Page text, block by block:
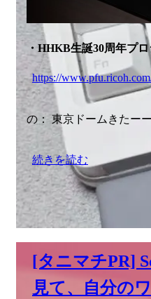
・HHKB生誕30周年プ
https://
の： 東京ドームきたーー
続きを読む
[タニマチPR]
見て、自分の